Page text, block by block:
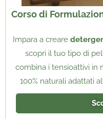
Corso di
Impara a creare
scopri il tuo tipo di
combina i tensioattivi in
100% naturali adattati